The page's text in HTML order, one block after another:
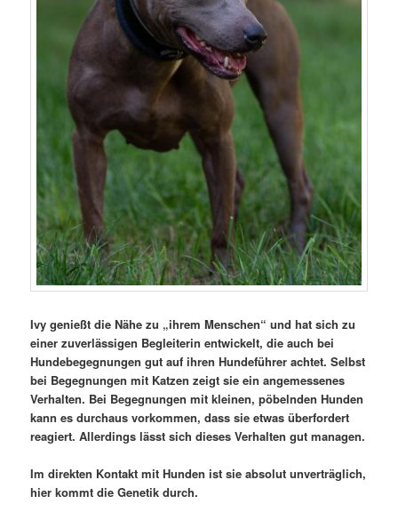
Ivy genießt die Nähe zu „ihrem Menschen“ und hat sich zu
einer zuverlässigen Begleiterin entwickelt, die auch bei
Hundebegegnungen gut auf ihren Hundeführer achtet. Selbst
bei Begegnungen mit Katzen zeigt sie ein angemessenes
Verhalten. Bei Begegnungen mit kleinen, pöbelnden Hunden
kann es durchaus vorkommen, dass sie etwas überfordert
reagiert. Allerdings lässt sich dieses Verhalten gut managen.
Im direkten Kontakt mit Hunden ist sie absolut unverträglich,
hier kommt die Genetik durch.